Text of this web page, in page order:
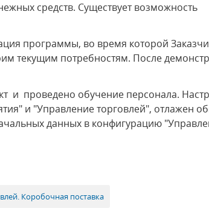
средств. Существует возможность
программы, во время которой
текущим потребностям. После
и проведено обучение персонала.
и "Управление торговлей", отлажен
данных в конфигурацию
Коробочная поставка